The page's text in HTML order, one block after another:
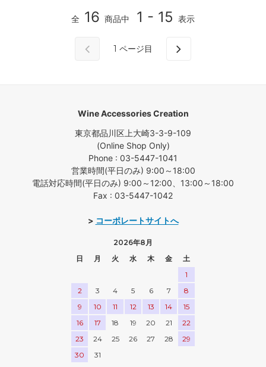
全 16 商品中 1 - 15 表示
1 ページ目
Wine Accessories Creation
東京都品川区上大崎3-3-9-109
(Online Shop Only)
Phone : 03-5447-1041
営業時間(平日のみ) 9:00～18:00
電話対応時間(平日のみ) 9:00～12:00、13:00～18:00
Fax : 03-5447-1042
> コーポレートサイトへ
2026年8月
日
月 火 水 木 金
土
1
2
3 4 5 6 7
8
9
10 11 12 13 14
15
16
17 18 19 20 21
22
23
24 25 26 27 28
29
30
31